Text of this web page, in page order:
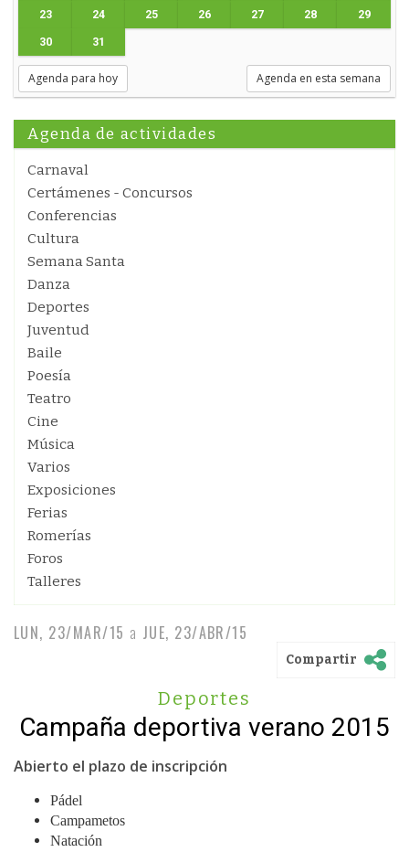
23 24 25 26 27 28 29
30 31
Agenda para hoy Agenda en esta semana
Agenda de actividades
Carnaval
Certámenes - Concursos
Conferencias
Cultura
Semana Santa
Danza
Deportes
Juventud
Baile
Poesía
Teatro
Cine
Música
Varios
Exposiciones
Ferias
Romerías
Foros
Talleres
LUN, 23/MAR/15 a JUE, 23/ABR/15
Compartir
Deportes
Campaña deportiva verano 2015
Abierto el plazo de inscripción
Pádel
Campametos
Natación